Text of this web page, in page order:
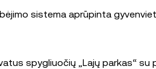
sistema aprūpinta
spygliuočių „Lajų parkas“ su